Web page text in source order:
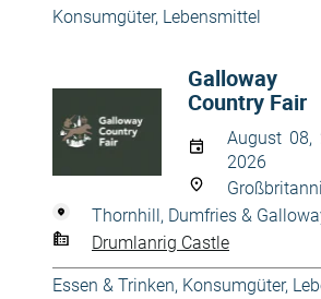
Konsumgüter, Lebensmittel
Galloway
Country Fair
August 08,
2026
Thornhill, Dumfries &
Drumlanrig Castle
Essen & Trinken, Konsumgüter,